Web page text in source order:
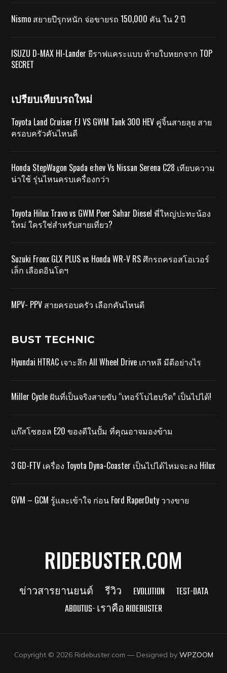
Nismo สยายปีรุกหนัก จ่อขายรถ 150,000 คัน ใน 2 ปี
ISUZU D-MAX HI-Lander ยีราฟแคระแบบ ท้ายใบหยกจาก TOP
SECRET
เปรียบเทียบรถใหม่
Toyota Land Cruiser FJ VS GWM Tank 300 HEV คู่จิ้นสายลุย สาย
ครอบครัวคันไหนดี
Honda StepWagon Spada e:hev Vs Nissan Serena C28 เทียบความ
น่าใช้ รุ่นไหนครบเครื่องกว่า
Toyota Hilux Travo vs GWM Poer Sahar Diesel พี่ใหญ่ปะทะน้อง
ใหม่ ใครใช่สำหรับสายเที่ยว?
Suzuki Fronx GLX PLUS vs Honda WR-V RS ศึกรถครอสโอเวอร์
เล็ก เลือดอินโดฯ
MPV- PPV สายครอบครัว เลือกคันไหนดี
BUST TECHNIC
Hyundai HTRAC เจาะลึก All Wheel Drive เกาหลี มีดีอย่างไร
Miller Cycle ฝันที่เป็นจริงสายขับ “เทอร์โบไฮบริด” เป็นไปได้!
แก๊สโซฮอล E20 ของดีในปั้ม ที่คุณอาจมองข้าม
3 GD-FTV เครื่อง Toyota Dyna-Coaster เป็นไปได้ไหมจะลง Hilux
GVM – GCM รู้และเข้าใจ ก่อน Ford RaperDuty วางขาย
RIDEBUSTER.COM
ข่าวสารยานยนต์ รีวิว EVOLUTION
TEST-DATA
ABOUTUS- เราคือ RIDEBUSTER
Copyright © 2026 Ridebuster.com — Designed by WPZOOM